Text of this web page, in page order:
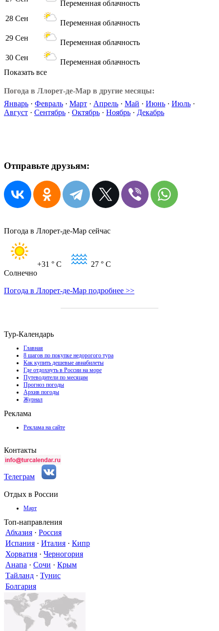
Переменная облачность
28 Сен
Переменная облачность
29 Сен
Переменная облачность
30 Сен
Переменная облачность
Показать все
Погода в Ллорет-де-Мар в другие месяцы:
Январь · Февраль · Март · Апрель · Май · Июнь · Июль ·
Август · Сентябрь · Октябрь · Ноябрь · Декабрь
Отправьте друзьям:
Погода в Ллорет-де-Мар сейчас
+31 ° C 27 ° C
Солнечно
Погода в Ллорет-де-Мар подробнее >>
Тур-Календарь
Главная
8 шагов по покупке недорогого тура
Как купить дешевые авиабилеты
Где отдохнуть в России на море
Путеводители по месяцам
Прогноз погоды
Архив погоды
Журнал
Реклама
Реклама на сайте
Контакты
Телеграм
Отдых в России
Март
Топ-направления
Абхазия · Россия
Испания · Италия · Кипр
Хорватия · Черногория
Анапа · Сочи · Крым
Тайланд · Тунис
Болгария